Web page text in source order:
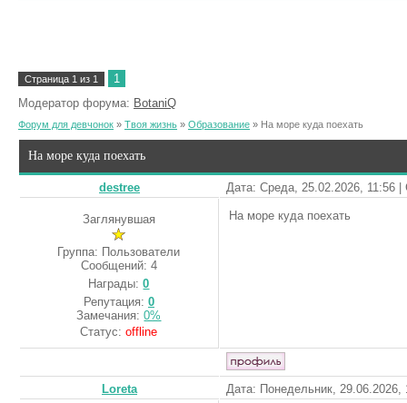
Страница 1 из 1
1
Модератор форума: BotaniQ
Форум для девчонок » Твоя жизнь » Образование » На море куда поехать
На море куда поехать
destree Дата: Среда, 25.02.2026, 11:56
Заглянувшая
Группа: Пользователи
Сообщений: 4
Награды:0
Репутация: 0
Замечания:0%
Статус:offline
На море куда поехать
Loreta Дата: Понедельник,